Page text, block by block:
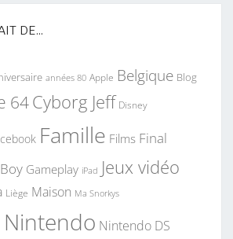
DE…
années 80 Apple Belgique Blog
64Cyborg Jeff Disney
Famille Films Final
Gameplay iPad Jeux vidéo
Liège Maison Ma Snorkys
Nintendo Nintendo DS